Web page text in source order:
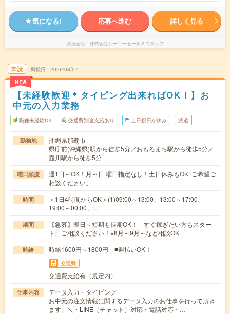
気になる! 応募へ進む 詳しく見る
派遣会社 株式会社シーエーセールススタッフ
未読
NEW
掲載日 2026/08/07
【未経験歓迎＊タイピング出来ればOK！】お
中元の入力業務
職種未経験OK 交通費別途支給あり 土日祝日が休み 派遣
勤務地
沖縄県那覇市
県庁前(沖縄県)駅から徒歩5分／おもろまち駅から徒歩5分／
壺川駅から徒歩5分
曜日頻度
週1日～OK！月～日 曜日指定なし！土日休みもOK! ご希望ご
相談ください。
時間
＜1日4時間からOK＞(1)09:00～13:00、13:00～17:00、
19:00～00:00、…
期間
【急募】即日～短期も長期OK！ すぐ稼ぎたい方もスター
ト日ご相談ください！※8月～9月～など相談OK
時給 時給1600円～1800円 ■週払いOK！
交通費
交通費支給有（規定内）
仕事内容
データ入力・タイピング
お中元の注文情報に関するデータ入力のお仕事を行って頂き
ます。＼・LINE（チャット）対応・電話対応・…